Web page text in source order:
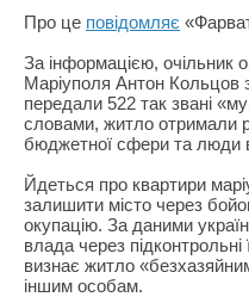
Про це повідомляє
За інформацією, очільник
Маріуполя Антон Кольцов
передали 522 так звані
словами, житло отримали
бюджетної сфери та люди
Йдеться про квартири
залишити місто через
окупацію. За даними
влада через підконтрольні
визнає житло
іншим особам.